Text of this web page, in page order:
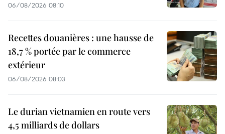
06/08/2026 08:10
Recettes douanières : une hausse de
18,7 % portée par le commerce
extérieur
06/08/2026 08:03
Le durian vietnamien en route vers
4,5 milliards de dollars